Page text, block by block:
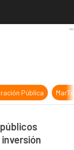
los servicios
Pública